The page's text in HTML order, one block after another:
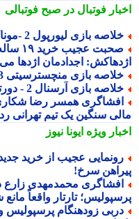
فوتبال در صبح فوتبالی
بازی لیورپول 2 -موناکو 3 | دوستانه باشگاهی
صحبت عجیب
اجدادمان اژدها می
بازی منچسترسیتی 3 - اتلتیکومادرید 1 | دوستانه باشگاهی
بازی آرسنال 2 - دورتموند 3 | دوستانه باشگاهی
همسر رضا شکاری پس
سنگین یک تیم تهرانی رد
ویژهایونا نیوز
عجیب از خرید جدید
سرخ!
محمدمهدی زارع
تارتار واقعاً مانع شد؟
زودهنگام پرسپولیس و